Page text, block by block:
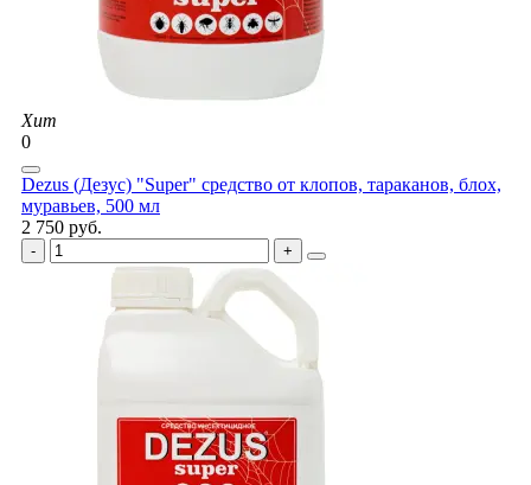
Хит
0
Dezus (Дезус) "Super" средство от клопов, тараканов, блох,
муравьев, 500 мл
2 750 руб.